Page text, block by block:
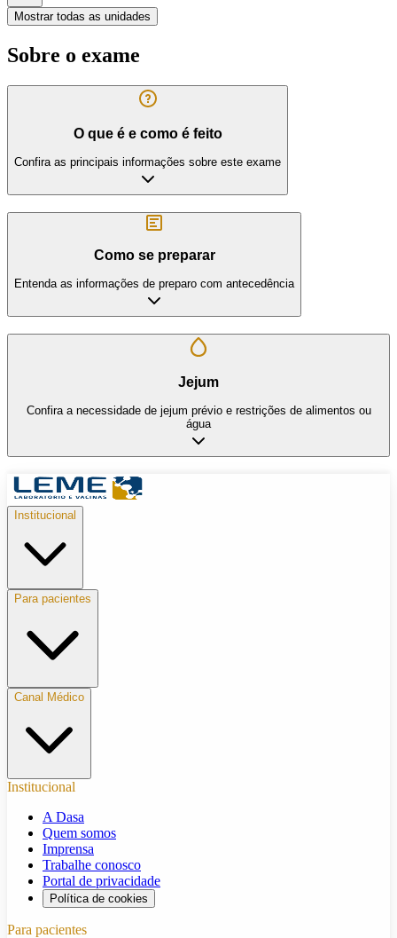
Mostrar todas as unidades
Sobre o exame
O que é e como é feito
Confira as principais informações sobre este exame
Como se preparar
Entenda as informações de preparo com antecedência
Jejum
Confira a necessidade de jejum prévio e restrições de alimentos ou
água
Institucional
Para pacientes
Canal Médico
Institucional
A Dasa
Quem somos
Imprensa
Trabalhe conosco
Portal de privacidade
Política de cookies
Para pacientes